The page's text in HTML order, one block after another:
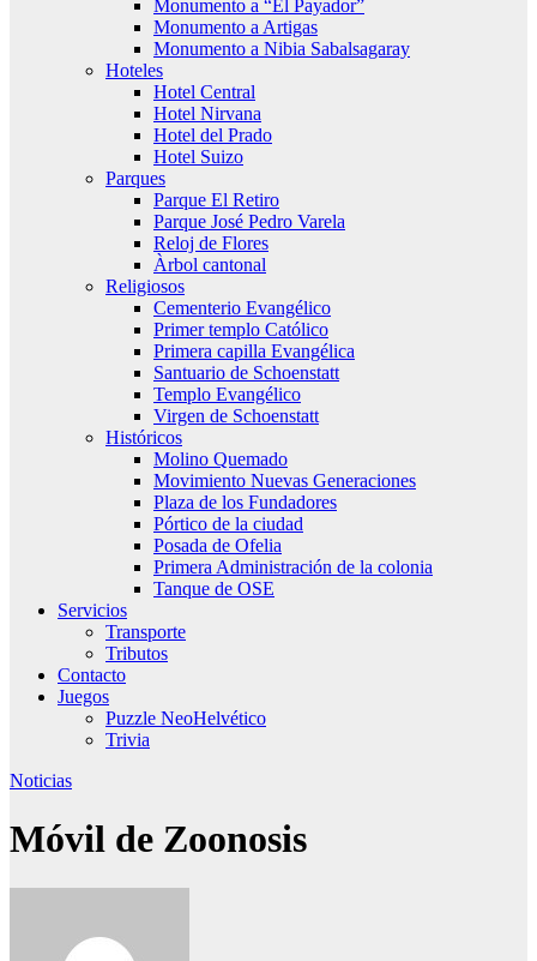
Monumento a “El Payador”
Monumento a Artigas
Monumento a Nibia Sabalsagaray
Hoteles
Hotel Central
Hotel Nirvana
Hotel del Prado
Hotel Suizo
Parques
Parque El Retiro
Parque José Pedro Varela
Reloj de Flores
Àrbol cantonal
Religiosos
Cementerio Evangélico
Primer templo Católico
Primera capilla Evangélica
Santuario de Schoenstatt
Templo Evangélico
Virgen de Schoenstatt
Históricos
Molino Quemado
Movimiento Nuevas Generaciones
Plaza de los Fundadores
Pórtico de la ciudad
Posada de Ofelia
Primera Administración de la colonia
Tanque de OSE
Servicios
Transporte
Tributos
Contacto
Juegos
Puzzle NeoHelvético
Trivia
Noticias
Móvil de Zoonosis